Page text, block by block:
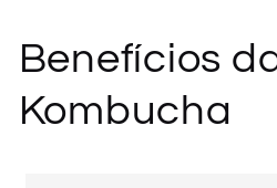
Benefícios
Kombucha